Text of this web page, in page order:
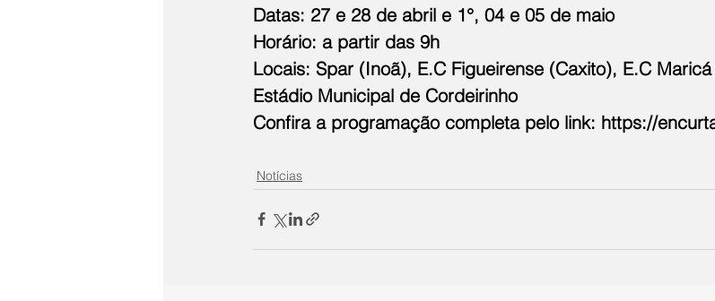
Datas: 27 e 28 de abril e 1°, 04 e 05 de maio
Horário: a partir das 9h
Locais: Spar (Inoã), E.C Figueirense (Caxito), E.C
Estádio Municipal de Cordeirinho
Confira a programação completa pelo link: https://
Notícias